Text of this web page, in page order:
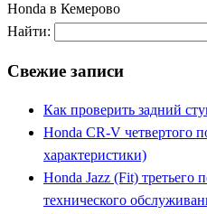
Honda в Кемерово
Найти:
Свежие записи
Как проверить задний
Honda CR-V четвертого
характеристики)
Honda Jazz (Fit) третьего
технического